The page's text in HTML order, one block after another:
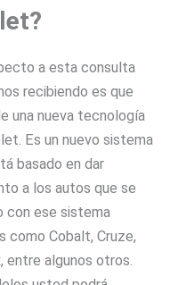
a esta consulta
recibiendo es que
una nueva tecnología
Es un nuevo sistema
basado en dar
a los autos que se
con ese sistema
como Cobalt, Cruze,
entre algunos otros.